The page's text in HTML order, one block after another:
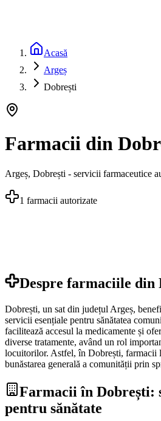
Acasă
Argeș
Dobrești
Farmacii din
Argeș, Dobrești - servicii farmaceutice
1 farmacii autorizate
Despre farmaciile din
Dobrești, un sat din județul Argeș,
servicii esențiale pentru sănătatea
facilitează accesul la medicamente și
diverse tratamente, având un rol
locuitorilor. Astfel, în Dobrești, farmacii
bunăstarea generală a comunității prin
Farmacii în Dobrești:
pentru sănătate